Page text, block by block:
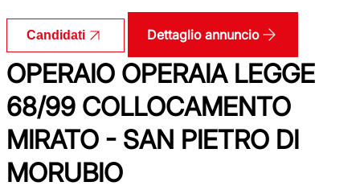
Candidati Dettaglio annuncio
OPERAIO OPERAIA LEGGE
68/99 COLLOCAMENTO
MIRATO - SAN PIETRO DI
MORUBIO